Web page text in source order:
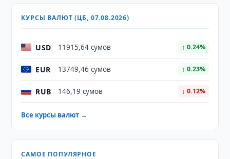
КУРСЫ ВАЛЮТ (ЦБ, 07.08.2026)
USD 11915,64 сумов ↑ 0.24%
EUR 13749,46 сумов ↑ 0.23%
RUB 146,19 сумов ↓ 0.12%
Все курсы валют →
САМОЕ ПОПУЛЯРНОЕ